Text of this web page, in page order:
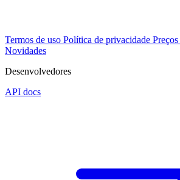
Termos de uso Política de privacidade Preços
Novidades
Desenvolvedores
API docs